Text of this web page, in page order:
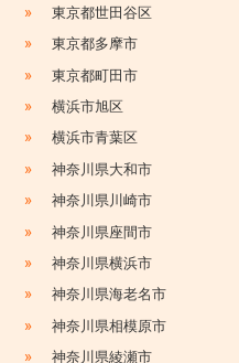
» 東京都世田谷区
» 東京都多摩市
» 東京都町田市
» 横浜市旭区
» 横浜市青葉区
» 神奈川県大和市
» 神奈川県川崎市
» 神奈川県座間市
» 神奈川県横浜市
» 神奈川県海老名市
» 神奈川県相模原市
» 神奈川県綾瀬市